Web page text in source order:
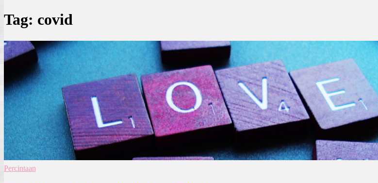
Tag: covid
Percintaan